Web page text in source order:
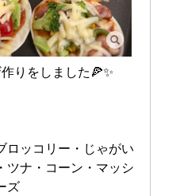
りをしました🍕✨
ロッコリー・じゃがい
ツナ・コーン・マッシ
ズ